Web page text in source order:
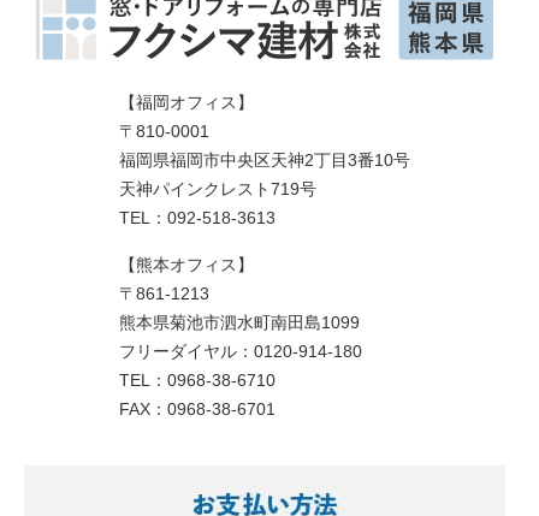
【福岡オフィス】
〒810-0001
福岡県福岡市中央区天神2丁目3番10号
天神パインクレスト719号
TEL：092-518-3613
【熊本オフィス】
〒861-1213
熊本県菊池市泗水町南田島1099
フリーダイヤル：0120-914-180
TEL：0968-38-6710
FAX：0968-38-6701